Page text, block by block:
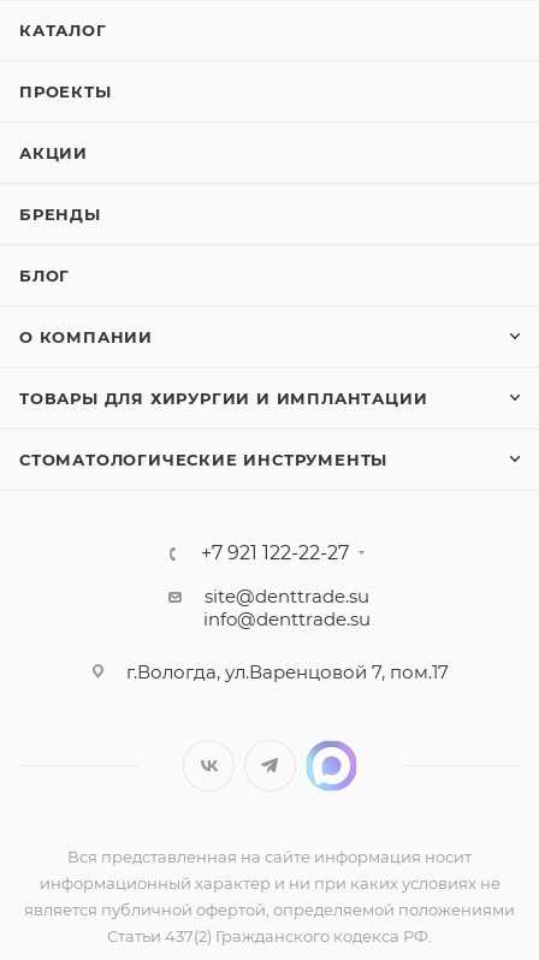
КАТАЛОГ
ПРОЕКТЫ
АКЦИИ
БРЕНДЫ
БЛОГ
О КОМПАНИИ
ТОВАРЫ ДЛЯ ХИРУРГИИ И ИМПЛАНТАЦИИ
СТОМАТОЛОГИЧЕСКИЕ ИНСТРУМЕНТЫ
+7 921 122-22-27
site@denttrade.su
info@denttrade.su
г.Вологда, ул.Варенцовой 7, пом.17
Вся представленная на сайте информация носит
информационный характер и ни при каких условиях не
является публичной офертой, определяемой положениями
Статьи 437(2) Гражданского кодекса РФ.